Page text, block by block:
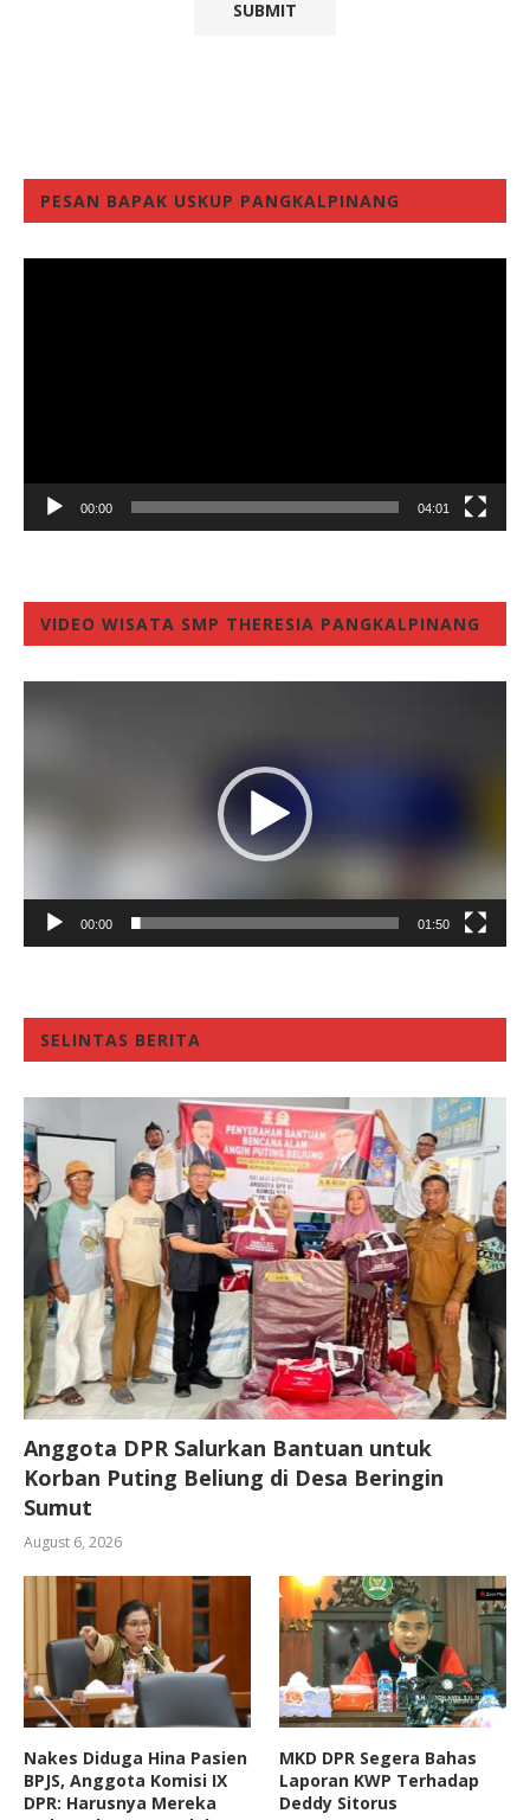
PESAN BAPAK USKUP PANGKALPINANG
00:00 04:01
VIDEO WISATA SMP THERESIA PANGKALPINANG
00:00 01:50
SELINTAS BERITA
Anggota DPR Salurkan Bantuan untuk
Korban Puting Beliung di Desa Beringin
Sumut
August 6, 2026
Nakes Diduga Hina Pasien
BPJS, Anggota Komisi IX
DPR: Harusnya Mereka
MKD DPR Segera Bahas
Laporan KWP Terhadap
Deddy Sitorus